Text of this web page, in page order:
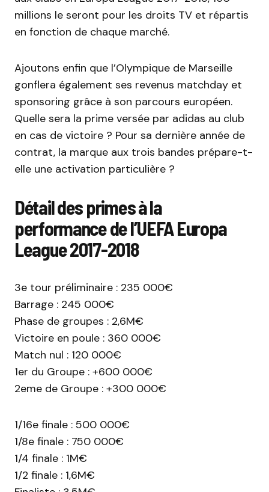
millions le seront pour les droits TV et répartis
en fonction de chaque marché.
Ajoutons enfin que l’Olympique de Marseille
gonflera également ses revenus matchday et
sponsoring grâce à son parcours européen.
Quelle sera la prime versée par adidas au club
en cas de victoire ? Pour sa dernière année de
contrat, la marque aux trois bandes prépare-t-
elle une activation particulière ?
Détail des primes à la
performance de l’UEFA Europa
League 2017-2018
3e tour préliminaire : 235 000€
Barrage : 245 000€
Phase de groupes : 2,6M€
Victoire en poule : 360 000€
Match nul : 120 000€
1er du Groupe : +600 000€
2eme de Groupe : +300 000€
1/16e finale : 500 000€
1/8e finale : 750 000€
1/4 finale : 1M€
1/2 finale : 1,6M€